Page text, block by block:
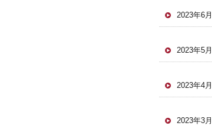
2023年6月
2023年5月
2023年4月
2023年3月